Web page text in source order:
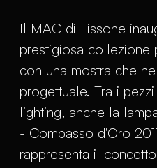
Il MAC di Lissone
prestigiosa collezione
con una mostra che
progettuale. Tra i
lighting, anche la
- Compasso d'Oro
rappresenta il